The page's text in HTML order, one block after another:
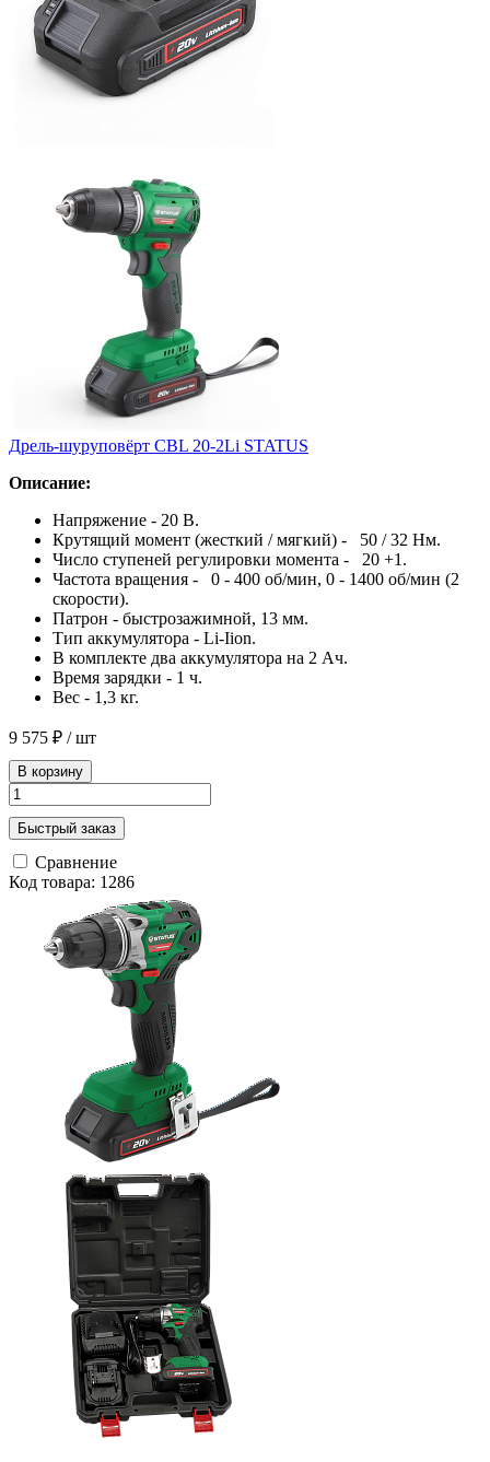
Дрель-шуруповёрт CBL 20-2Li STATUS
Описание:
Напряжение - 20 В.
Крутящий момент (жесткий / мягкий) - 50 / 32 Нм.
Число ступеней регулировки момента - 20 +1.
Частота вращения - 0 - 400 об/мин, 0 - 1400 об/мин (2
скорости).
Патрон - быстрозажимной, 13 мм.
Тип аккумулятора - Li-Iion.
В комплекте два аккумулятора на 2 Ач.
Время зарядки - 1 ч.
Вес - 1,3 кг.
9 575 ₽ / шт
В корзину
Быстрый заказ
Сравнение
Код товара: 1286